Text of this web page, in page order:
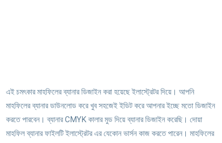
এই চমৎকার মাহফিলের ব্যানার ডিজাইন করা হয়েছে ইলাস্ট্রেটর দিয়ে। আপনি
মাহফিলের ব্যানার ডাউনলোড করে খুব সহজেই ইডিট করে আপনার ইচ্ছে মতো ডিজাইন
করতে পারবেন। ব্যানার CMYK কালার মুড দিয়ে ব্যানার ডিজাইন করেছি। দোয়া
মাহফিল ব্যানার ফাইলটি ইলাস্ট্রেটর এর যেকোন ভার্সন কাজ করতে পারেন। মাহফিলের